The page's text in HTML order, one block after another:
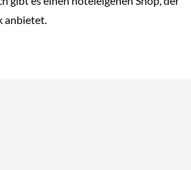
anbietet.